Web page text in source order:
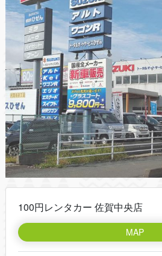
100円レンタカー 佐賀中央店
MAP